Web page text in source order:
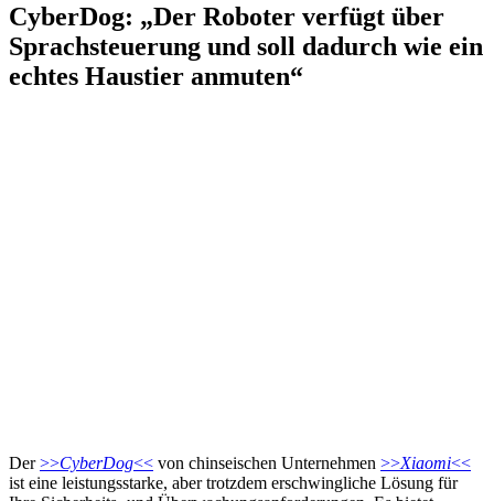
CyberDog: „Der Roboter verfügt über
Sprachsteuerung und soll dadurch wie ein
echtes Haustier anmuten“
Der>>CyberDog<< von chinseischen Unternehmen >>Xiaomi<<
ist eine leistungsstarke, aber trotzdem erschwingliche Lösung für